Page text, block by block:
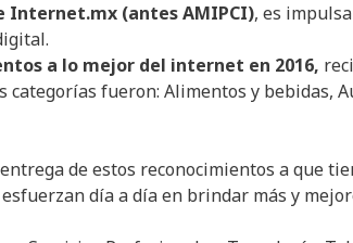
Internet.mx (antes AMIPCI), es
a lo mejor del internet en 2016,
categorías fueron: Alimentos y bebidas,
entregadeestos reconocimientos a que
esfuerzandíaadíaen brindar más y